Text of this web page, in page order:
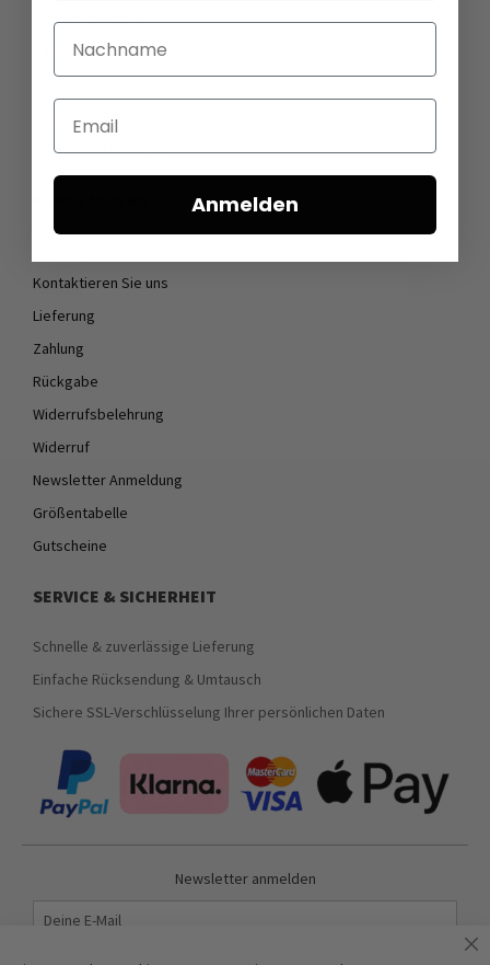
Datenschutz
AGB
Cookie Einstellungen
Kontaktieren Sie uns
Lieferung
Zahlung
Rückgabe
Widerrufsbelehrung
Widerruf
Newsletter Anmeldung
Größentabelle
Gutscheine
SERVICE & SICHERHEIT
Schnelle & zuverlässige Lieferung
Einfache Rücksendung & Umtausch
Sichere SSL-Verschlüsselung Ihrer persönlichen Daten
Newsletter anmelden
Nachname
Email
Anmelden